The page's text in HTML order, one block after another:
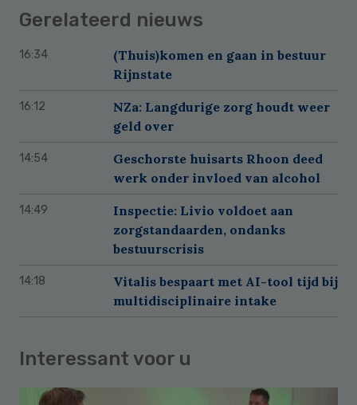
Gerelateerd nieuws
16:34
(Thuis)komen en gaan in bestuur
Rijnstate
16:12
NZa: Langdurige zorg houdt weer
geld over
14:54
Geschorste huisarts Rhoon deed
werk onder invloed van alcohol
14:49
Inspectie: Livio voldoet aan
zorgstandaarden, ondanks
bestuurscrisis
14:18
Vitalis bespaart met AI-tool tijd bij
multidisciplinaire intake
Interessant voor u